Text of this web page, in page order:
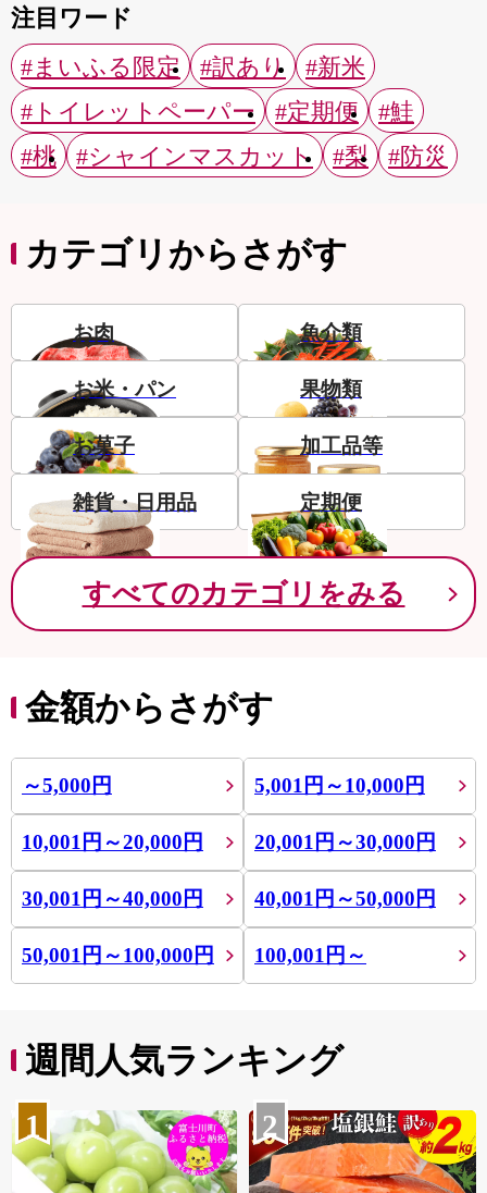
注目ワード
#まいふる限定
#訳あり
#新米
#トイレットペーパー
#定期便
#鮭
#桃
#シャインマスカット #梨 #防災
カテゴリからさがす
お肉 魚介類
お米・パン 果物類
お菓子 加工品等
雑貨・日用品 定期便
すべてのカテゴリをみる
金額からさがす
～5,000円 5,001円～10,000円
10,001円～20,000円 20,001円～30,000円
30,001円～40,000円 40,001円～50,000円
50,001円～100,000円 100,001円～
週間人気ランキング
1 2